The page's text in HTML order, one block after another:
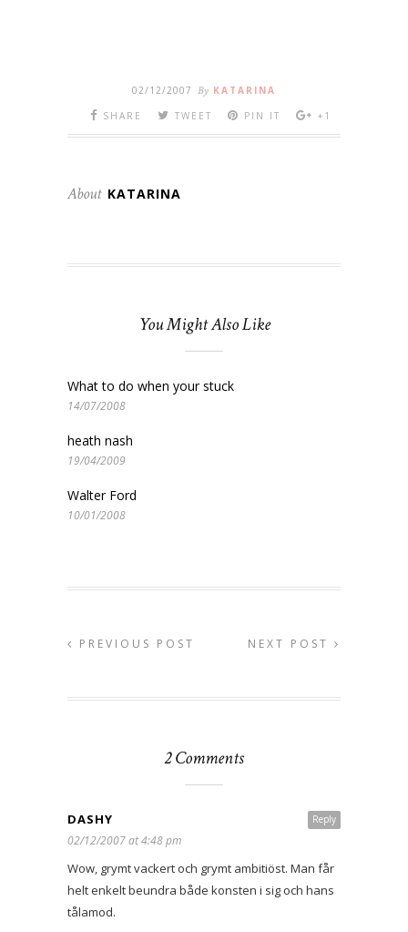
02/12/2007 By KATARINA
SHARE
TWEET PIN IT +1
About KATARINA
You Might Also Like
What to do when your stuck
14/07/2008
heath nash
19/04/2009
Walter Ford
10/01/2008
PREVIOUS POST NEXT POST
2 Comments
Reply
DASHY
02/12/2007 at 4:48 pm
Wow, grymt vackert och grymt ambitiöst. Man får
helt enkelt beundra både konsten i sig och hans
tålamod.